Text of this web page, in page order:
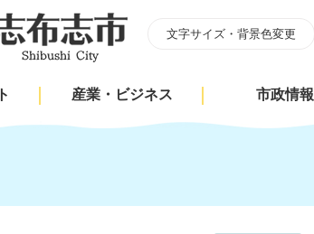
文字サイズ・背景色変更
産業・ビジネス 市政情報